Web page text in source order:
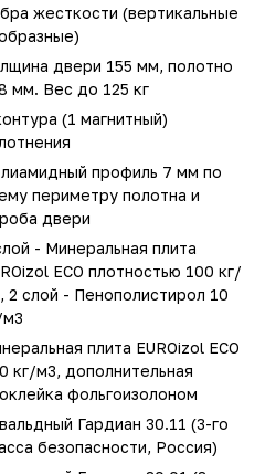
жесткости (вертикальные
двери 155 мм, полотно
мм. Вес до 125 кг
(1 магнитный)
профиль 7 мм по
периметру полотна и
двери
- Минеральная плита
ECO плотностью 100 кг/
2 слой - Пенополистирол 10
м3
плита EUROizol ECO
кг/м3, дополнительная
фольгоизолоном
Гардиан 30.11 (3-го
безопасности, Россия)